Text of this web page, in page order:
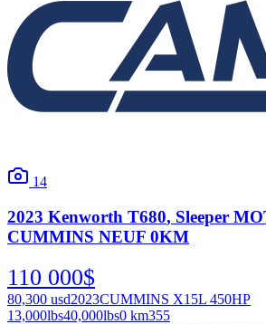
14
2023 Kenworth T680, Sleeper
CUMMINS NEUF 0KM
110 000$
80,300 usd2023CUMMINS X15L 450HP
13,000lbs40,000lbs0 km355